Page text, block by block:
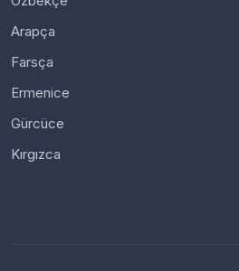
Arapça
Farsça
Ermenice
Gürcüce
Kırgızca